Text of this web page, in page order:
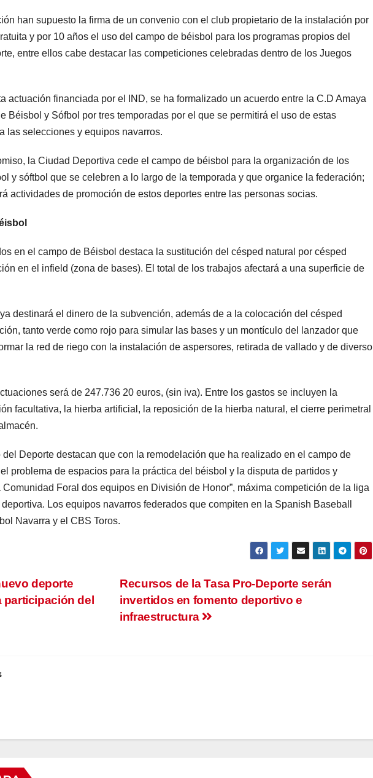
han supuesto la firma de un convenio con el club propietario de la instalación por
y por 10 años el uso del campo de béisbol para los programas propios del
entre ellos cabe destacar las competiciones celebradas dentro de los Juegos
actuación financiada por el IND, se ha formalizado un acuerdo entre la C.D Amaya
Béisbol y Sófbol por tres temporadas por el que se permitirá el uso de estas
las selecciones y equipos navarros.
la Ciudad Deportiva cede el campo de béisbol para la organización de los
y sóftbol que se celebren a lo largo de la temporada y que organice la federación;
actividades de promoción de estos deportes entre las personas socias.
en el campo de Béisbol destaca la sustitución del césped natural por césped
en el infield (zona de bases). El total de los trabajos afectará a una superficie de
destinará el dinero de la subvención, además de a la colocación del césped
tanto verde como rojo para simular las bases y un montículo del lanzador que
la red de riego con la instalación de aspersores, retirada de vallado y de diverso
será de 247.736 20 euros, (sin iva). Entre los gastos se incluyen la
facultativa, la hierba artificial, la reposición de la hierba natural, el cierre perimetral
del Deporte destacan que con la remodelación que ha realizado en el campo de
problema de espacios para la práctica del béisbol y la disputa de partidos y
Foral dos equipos en División de Honor”, máxima competición de la liga
Los equipos navarros federados que compiten en la Spanish Baseball
Navarra y el CBS Toros.
Recursos de la Tasa Pro-Deporte serán
invertidos en fomento deportivo e
infraestructura
deporte
participación del